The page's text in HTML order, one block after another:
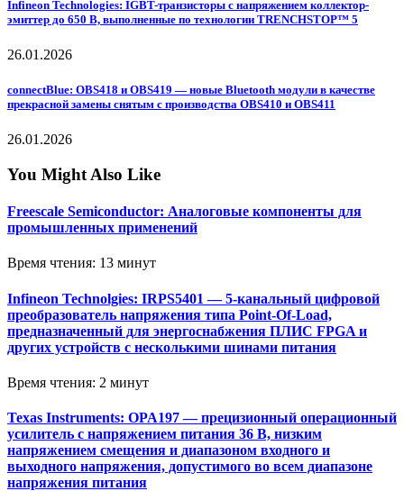
Infineon Technologies: IGBT-транзисторы с напряжением коллектор-
эмиттер до 650 В, выполненные по технологии TRENCHSTOP™ 5
26.01.2026
connectBlue: OBS418 и OBS419 — новые Bluetooth модули в качестве
прекрасной замены снятым с производства OBS410 и OBS411
26.01.2026
You Might Also Like
Freescale Semiconductor: Аналоговые компоненты для
промышленных применений
Время чтения: 13 минут
Infineon Technolgies: IRPS5401 — 5-канальный цифровой
преобразователь напряжения типа Point-Of-Load,
предназначенный для энергоснабжения ПЛИС FPGA и
других устройств с несколькими шинами питания
Время чтения: 2 минут
Texas Instruments: OPA197 — прецизионный операционный
усилитель с напряжением питания 36 В, низким
напряжением смещения и диапазоном входного и
выходного напряжения, допустимого во всем диапазоне
напряжения питания